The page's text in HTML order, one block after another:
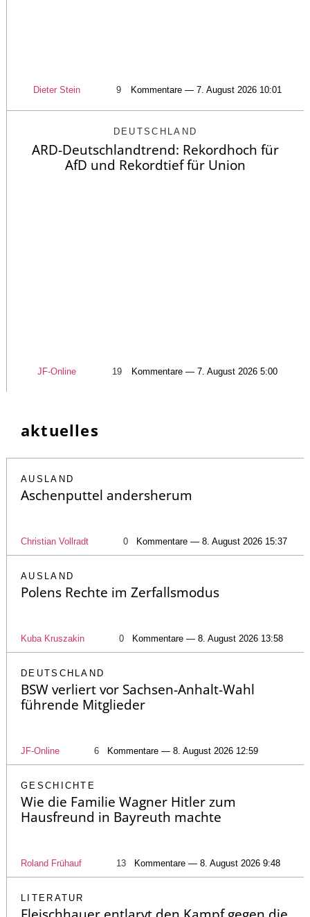
Dieter Stein 9 Kommentare — 7. August 2026 10:01
DEUTSCHLAND
ARD-Deutschlandtrend: Rekordhoch für
AfD und Rekordtief für Union
JF-Online 19 Kommentare — 7. August 2026 5:00
aktuelles
AUSLAND
Aschenputtel andersherum
Christian Vollradt 0 Kommentare — 8. August 2026 15:37
AUSLAND
Polens Rechte im Zerfallsmodus
Kuba Kruszakin 0 Kommentare — 8. August 2026 13:58
DEUTSCHLAND
BSW verliert vor Sachsen-Anhalt-Wahl
führende Mitglieder
JF-Online 6 Kommentare — 8. August 2026 12:59
GESCHICHTE
Wie die Familie Wagner Hitler zum
Hausfreund in Bayreuth machte
Roland Frühauf 13 Kommentare — 8. August 2026 9:48
LITERATUR